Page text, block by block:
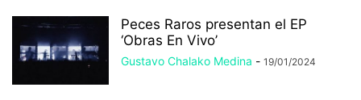
Peces Raros presentan el EP
‘Obras En Vivo’
Gustavo Chalako Medina - 19/01/2024